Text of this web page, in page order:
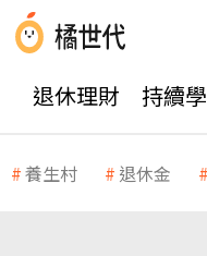
退休理財 持續
養生村 退休金